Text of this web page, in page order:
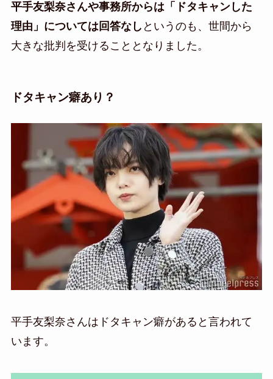
平手友梨奈さんや事務所からは「ドタキャンした
理由」については回答なし というのも、世間から
大きな批判を受けることとなりました。
ドタキャン癖あり？
平手友梨奈さんはドタキャン癖があると言われて
います。